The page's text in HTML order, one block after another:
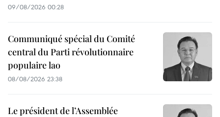
09/08/2026 00:28
Communiqué spécial du Comité
central du Parti révolutionnaire
populaire lao
08/08/2026 23:38
Le président de l’Assemblée